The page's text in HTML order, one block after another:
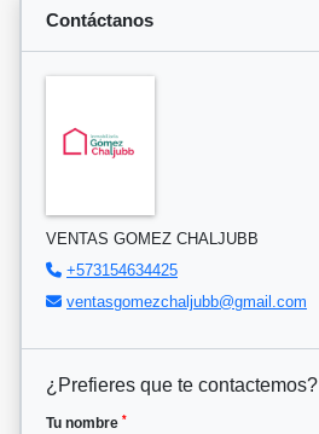
Contáctanos
VENTAS GOMEZ CHALJUBB
+573154634425
ventasgomezchaljubb@gmail.com
¿Prefieres que te contactemos?
Tu nombre *